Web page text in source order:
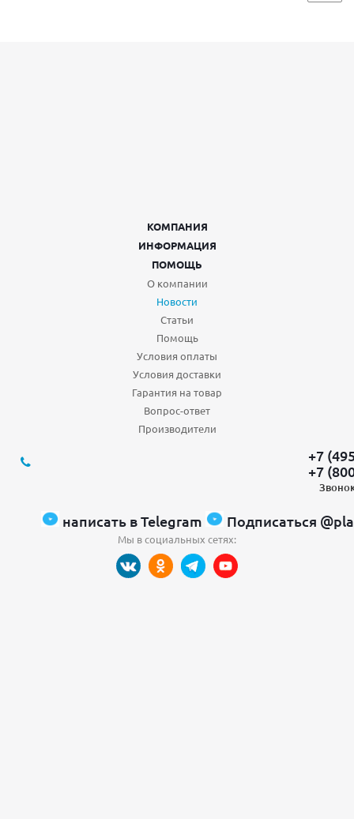
КОМПАНИЯ
ИНФОРМАЦИЯ
ПОМОЩЬ
О компании
Новости
Статьи
Помощь
Условия оплаты
Условия доставки
Гарантия на товар
Вопрос-ответ
Производители
+7
+7
написать в Telegram Подписаться
Мы в социальных сетях: